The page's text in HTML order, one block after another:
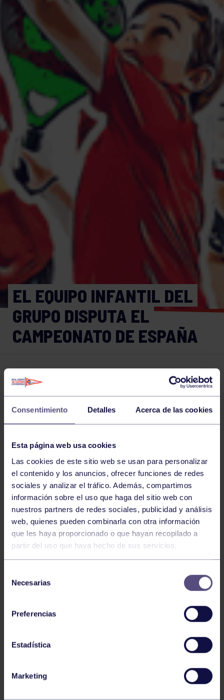
Consentimiento Detalles Acerca de las cookies
Esta página web usa cookies
Las cookies de este sitio web se usan para personalizar
el contenido y los anuncios, ofrecer funciones de redes
sociales y analizar el tráfico. Además, compartimos
información sobre el uso que haga del sitio web con
nuestros partners de redes sociales, publicidad y análisis
web, quienes pueden combinarla con otra información
que les haya proporcionado o que hayan recopilado a
partir del uso que haya hecho de sus servicios.
Necesarias
Preferencias
Estadística
Marketing
EL EQUIPO INFANTIL DEL
GRUPO DISPUTA EL
CAMPEONATO DE ESPAÑA
Comparte
NOTICIAS RELACIONADAS
Voleibol 27 Abr 2026